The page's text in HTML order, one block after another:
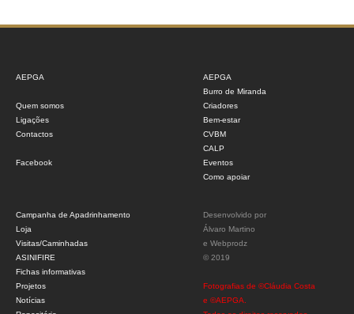
AEPGA
Quem somos
Ligações
Contactos
Facebook
AEPGA
Burro de Miranda
Criadores
Bem-estar
CVBM
CALP
Eventos
Como apoiar
Campanha de Apadrinhamento
Loja
Visitas/Caminhadas
ASINIFIRE
Fichas informativas
Projetos
Notícias
Desenvolvido por
Álvaro Martino
e Webprodz
© 2019
Fotografias de ©Cláudia Costa
e ©AEPGA.